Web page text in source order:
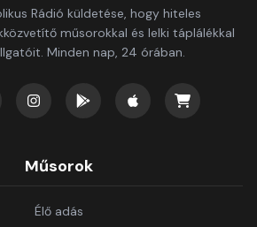
Rádió küldetése, hogy hiteles
műsorokkal és lelki táplálékkal
Minden nap, 24 órában.
Műsorok
Élő adás